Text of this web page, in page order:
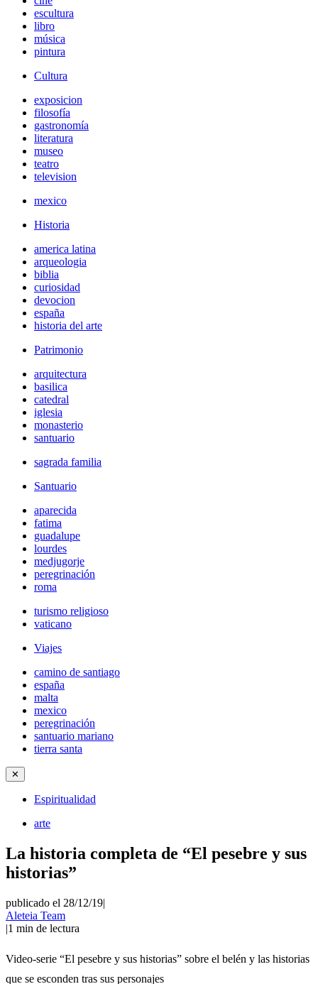
escultura
libro
música
pintura
Cultura
exposicion
filosofía
gastronomía
literatura
museo
teatro
television
mexico
Historia
america latina
arqueologia
biblia
curiosidad
devocion
españa
historia del arte
Patrimonio
arquitectura
basilica
catedral
iglesia
monasterio
santuario
sagrada familia
Santuario
aparecida
fatima
guadalupe
lourdes
medjugorje
peregrinación
roma
turismo religioso
vaticano
Viajes
camino de santiago
españa
malta
mexico
peregrinación
santuario mariano
tierra santa
✕
Espiritualidad
arte
La historia completa de “El pesebre y sus
historias”
publicado el 28/12/19|
Aleteia Team
|1 min de lectura
Video-serie “El pesebre y sus historias” sobre el belén y las historias
que se esconden tras sus personajes